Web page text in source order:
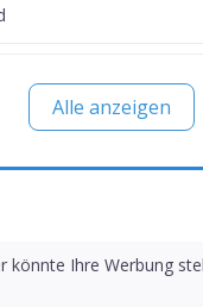
Alle anzeigen
könnte Ihre Werbung